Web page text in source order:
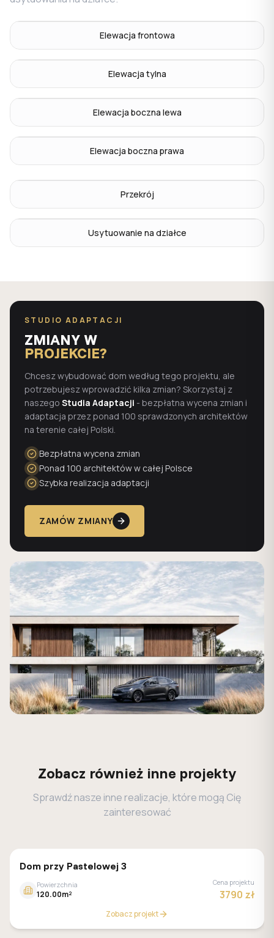
Elewacja frontowa
Elewacja tylna
Elewacja boczna lewa
Elewacja boczna prawa
Przekrój
Usytuowanie na działce
STUDIO ADAPTACJI
ZMIANY W
PROJEKCIE?
Chcesz wybudować dom według tego projektu, ale
potrzebujesz wprowadzić kilka zmian? Skorzystaj z
naszego Studia Adaptacji - bezpłatna wycena zmian i
adaptacja przez ponad 100 sprawdzonych architektów
na terenie całej Polski.
Bezpłatna wycena zmian
Ponad 100 architektów w całej Polsce
Szybka realizacja adaptacji
ZAMÓW ZMIANY
Zobacz również inne projekty
Sprawdź nasze inne realizacje, które mogą Cię
zainteresować
GALERIA DOMÓW
Dom przy Pastelowej 3
Powierzchnia
120.00m²
Cena projektu
3790 zł
Zobacz projekt